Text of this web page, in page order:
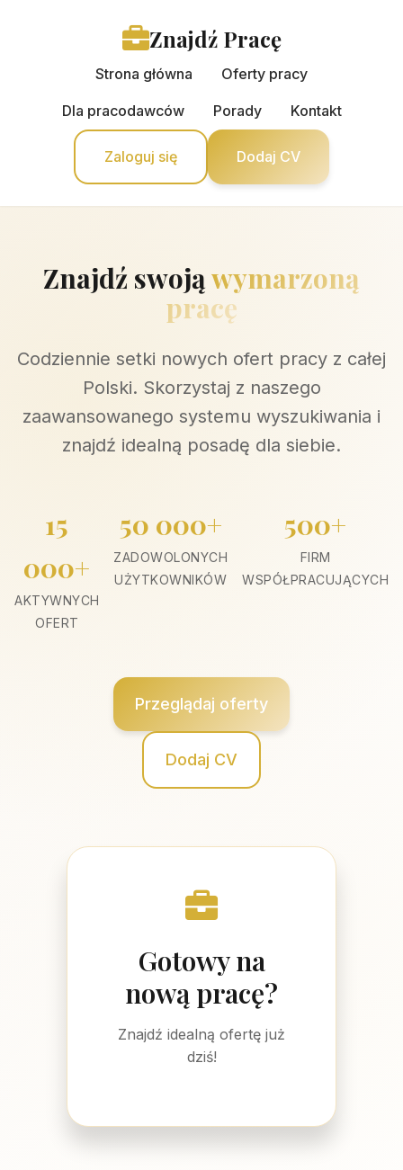
Znajdź Pracę
Strona główna Oferty pracy
Dla pracodawców Porady Kontakt
Zaloguj się Dodaj CV
Znajdź swojąwymarzoną
pracę
Codziennie setki nowych ofert pracy z całej
Polski. Skorzystaj z naszego
zaawansowanego systemu wyszukiwania i
znajdź idealną posadę dla siebie.
15
000+
AKTYWNYCH
OFERT
50 000+
ZADOWOLONYCH
UŻYTKOWNIKÓW
500+
FIRM
WSPÓŁPRACUJĄCYCH
Przeglądaj oferty
Dodaj CV
Gotowy na
nową pracę?
Znajdź idealną ofertę już
dziś!